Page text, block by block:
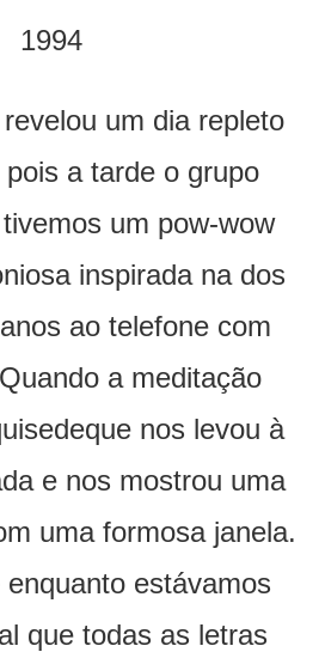
1994
um dia repleto
a tarde o grupo
um pow-wow
inspirada na dos
ao telefone com
a meditação
nos levou à
e nos mostrou uma
uma formosa janela.
estávamos
que todas as letras